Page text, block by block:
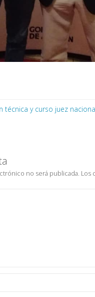
técnica y curso juez
no será publicada. Los